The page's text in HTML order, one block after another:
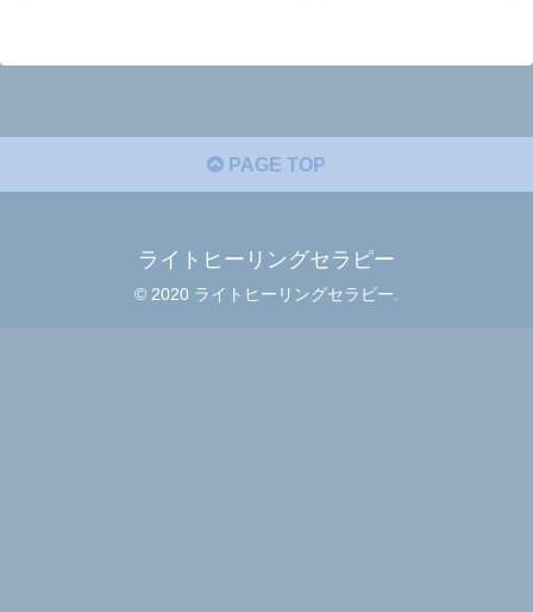
PAGE TOP
ライトヒーリングセラピー
© 2020 ライトヒーリングセラピー.